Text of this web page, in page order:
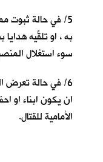
5/ في حالة ثبوت
به ، او تلقِّيه
سوء استغلال
6/ في حالة تعرض
ان يكون ابناء او
الأمامية للقتال.